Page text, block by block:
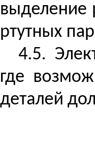
выделение
ртутных
4.5.
где
деталей